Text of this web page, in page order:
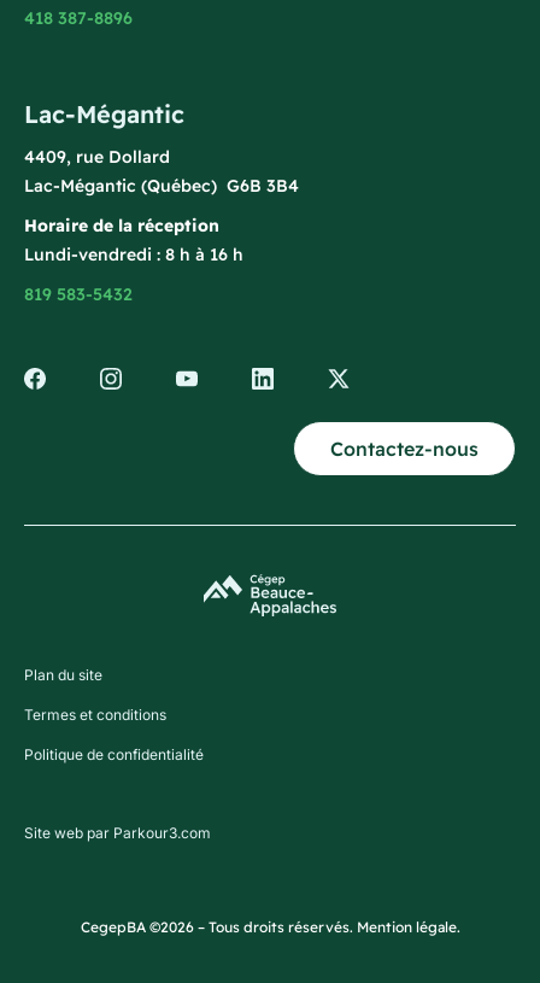
418 387-8896
Lac-Mégantic
4409, rue Dollard
Lac-Mégantic (Québec) G6B 3B4
Horaire de la réception
Lundi-vendredi : 8 h à 16 h
819 583-5432
Contactez-nous
Plan du site
Termes et conditions
Politique de confidentialité
Site web par Parkour3.com
CegepBA ©2026 – Tous droits réservés. Mention légale.